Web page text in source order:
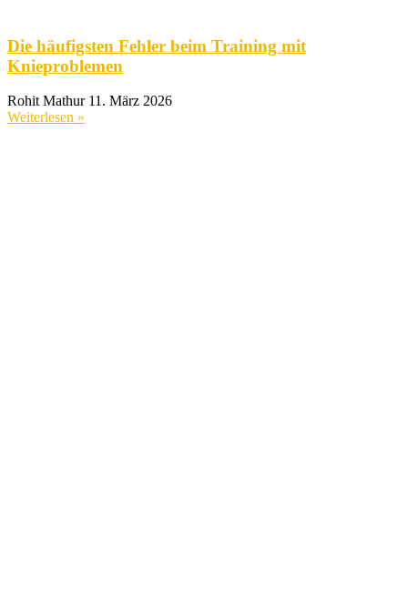
Die häufigsten Fehler beim Training mit
Knieproblemen
Rohit Mathur 11. März 2026
Weiterlesen »